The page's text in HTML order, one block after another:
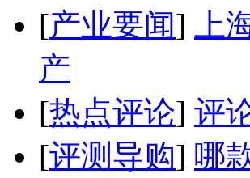
[产业要闻]
上
产
[热点评论] 评
[评测导购] 哪